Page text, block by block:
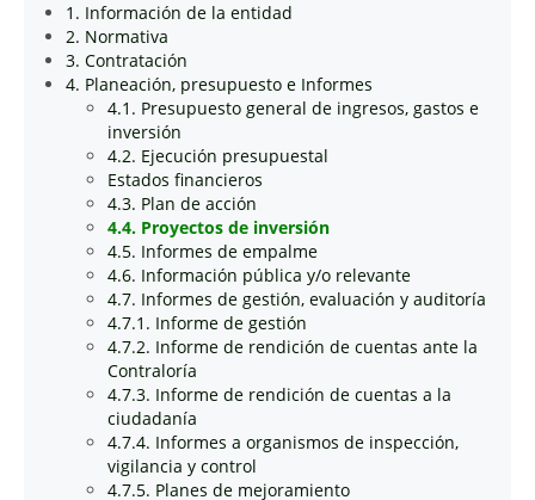
1. Información de la entidad
2. Normativa
3. Contratación
4. Planeación, presupuesto e Informes
4.1. Presupuesto general de ingresos, gastos e
inversión
4.2. Ejecución presupuestal
Estados financieros
4.3. Plan de acción
4.4. Proyectos de inversión
4.5. Informes de empalme
4.6. Información pública y/o relevante
4.7. Informes de gestión, evaluación y auditoría
4.7.1. Informe de gestión
4.7.2. Informe de rendición de cuentas ante la
Contraloría
4.7.3. Informe de rendición de cuentas a la
ciudadanía
4.7.4. Informes a organismos de inspección,
vigilancia y control
4.7.5. Planes de mejoramiento